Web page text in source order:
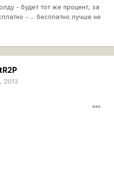
- будет тот же процент, за
- ... бесплатно лучше не
2013